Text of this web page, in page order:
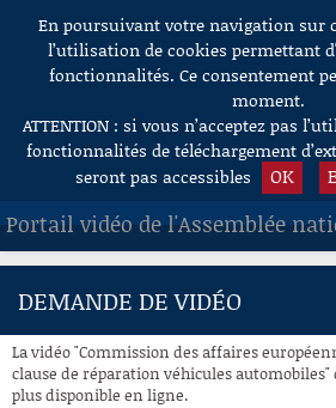
Aller au contenu
En poursuivant votre navigation sur
l’utilisation de cookies permettant
fonctionnalités. Ce consentement
moment.
ATTENTION : si vous n’acceptez pas
fonctionnalités de téléchargement
seront pas accessibles
OK
Portail vidéo de l'Assemblée
ACCUEIL
À LA DEMANDE
DEMANDE DE VIDÉO
La vidéo "Commission des affaires
clause de réparation véhicules automobiles"
plus disponible en ligne.